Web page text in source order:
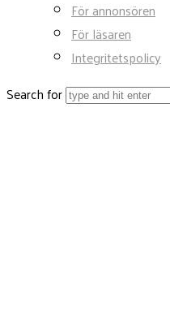
För annonsören
För läsaren
Integritetspolicy
Search for